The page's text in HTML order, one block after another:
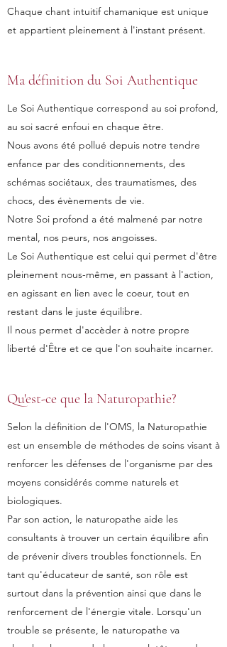
Chaque chant intuitif chamanique est unique
et appartient pleinement à l'instant présent.
Ma définition du Soi Authentique
Le Soi Authentique correspond au soi profond,
au soi sacré enfoui en chaque être.
Nous avons été pollué depuis notre tendre
enfance par des conditionnements, des
schémas sociétaux, des traumatismes, des
chocs, des évènements de vie.
Notre Soi profond a été malmené par notre
mental, nos peurs, nos angoisses.
Le Soi Authentique est celui qui permet d'être
pleinement nous-même, en passant à l'action,
en agissant en lien avec le coeur, tout en
restant dans le juste équilibre.
Il nous permet d'accèder à notre propre
liberté d'Être et ce que l'on souhaite incarner.
Qu'est-ce que la Naturopathie?
Selon la définition de l'OMS, la Naturopathie
est un ensemble de méthodes de soins visant à
renforcer les défenses de l'organisme par des
moyens considérés comme naturels et
biologiques.
Par son action, le naturopathe aide les
consultants à trouver un certain équilibre afin
de prévenir divers troubles fonctionnels. En
tant qu'éducateur de santé, son rôle est
surtout dans la prévention ainsi que dans le
renforcement de l'énergie vitale. Lorsqu'un
trouble se présente, le naturopathe va